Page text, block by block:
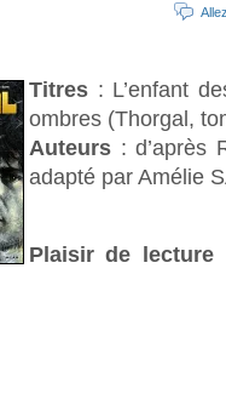
Titres : L’enfant
ombres (Thorgal,
Auteurs : d’après
adapté par Amélie
Plaisir de lecture